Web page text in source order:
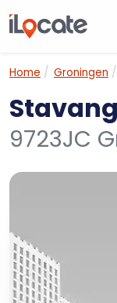
Home Groningen
9723JC